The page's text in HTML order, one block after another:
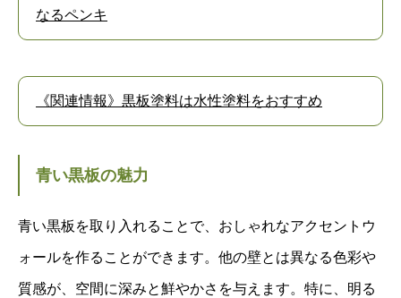
なるペンキ
《関連情報》黒板塗料は水性塗料をおすすめ
青い黒板の魅力
青い黒板を取り入れることで、おしゃれなアクセントウ
ォールを作ることができます。他の壁とは異なる色彩や
質感が、空間に深みと鮮やかさを与えます。特に、明る